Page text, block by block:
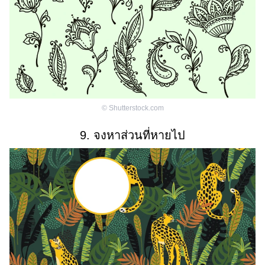
© Shutterstock.com
9. จงหาส่วนที่หายไป